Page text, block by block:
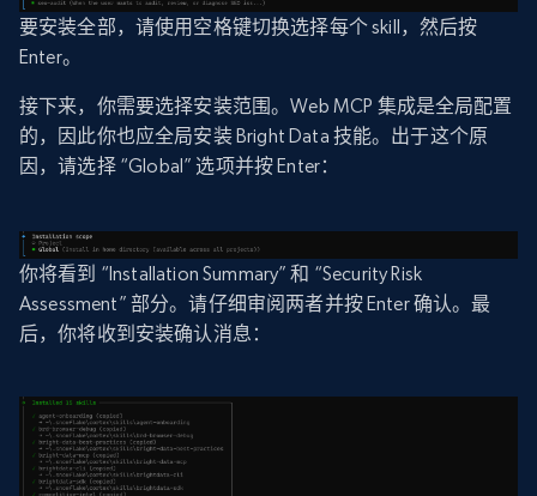
要安装全部，请使用空格键切换选择每个 skill，然后按
Enter。
接下来，你需要选择安装范围。Web MCP 集成是全局配置
的，因此你也应全局安装 Bright Data 技能。出于这个原
因，请选择 “Global” 选项并按 Enter：
你将看到 “Installation Summary” 和 “Security Risk
Assessment” 部分。请仔细审阅两者并按 Enter 确认。最
后，你将收到安装确认消息：